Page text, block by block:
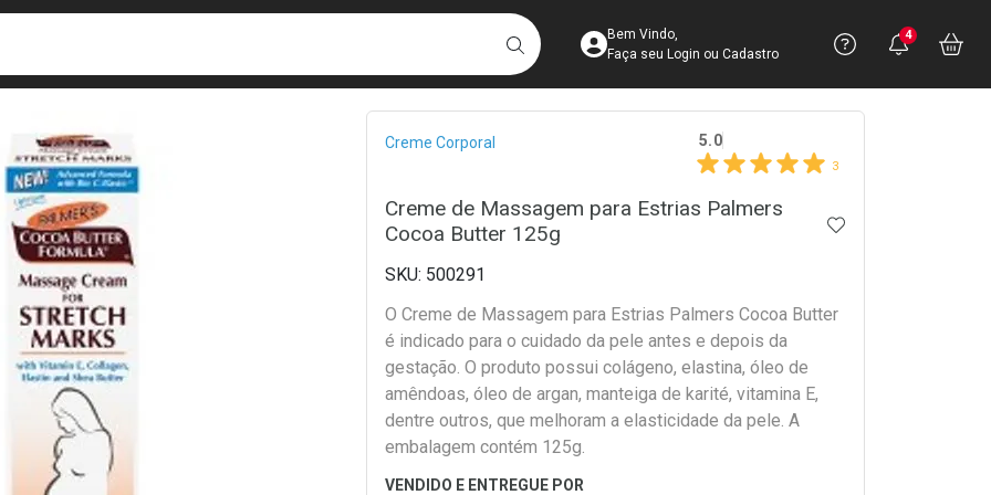
BUSCARAcesse sua Conta
Bem Vindo,
Faça seu Login ou Cadastro
Precisa
Ver Recursos
Você
4
Breadcrumb
Creme Corporal 5.0
3
Creme de Massagem para Estrias Palmers
Cocoa Butter 125g
ADICIONAR AOS
500291
O Creme de Massagem para Estrias Palmers Cocoa Butter
é indicado para o cuidado da pele antes e depois da
gestação. O produto possui colágeno, elastina, óleo de
amêndoas, óleo de argan, manteiga de karité, vitamina E,
dentre outros, que melhoram a elasticidade da pele. A
embalagem contém 125g.